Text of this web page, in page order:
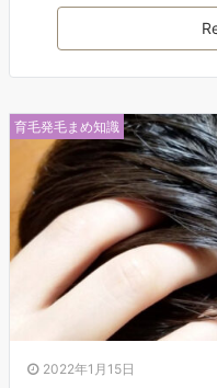
育毛発毛まめ知識
2022年1月15日